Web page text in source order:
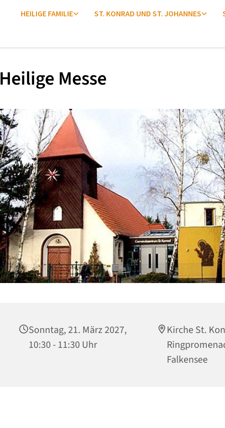
HEILIGE FAMILIE ST. KONRAD UND ST. JOHANNES
Heilige Messe
Sonntag, 21. März 2027,
10:30 - 11:30 Uhr
Kirche St.
Falkensee